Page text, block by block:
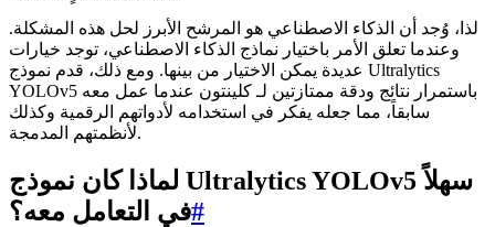
لذا، وُجد أن الذكاء الاصطناعي هو المرشح الأبرز لحل هذه المشكلة.
وعندما تعلق الأمر باختيار نماذج الذكاء الاصطناعي، توجد خيارات
عديدة يمكن الاختيار من بينها. ومع ذلك، قدم نموذج Ultralytics
YOLOv5 باستمرار نتائج ودقة ممتازتين لـ كلينتون عندما عمل معه
سابقاً، مما جعله يفكر في استخدامه لأدواتهم الرقمية وكذلك
لأنظمتهم المدمجة.
لماذا كان نموذج Ultralytics YOLOv5 سهلاً
في التعامل معه؟#